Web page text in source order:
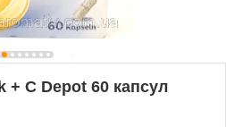
+ C Depot 60 капсул